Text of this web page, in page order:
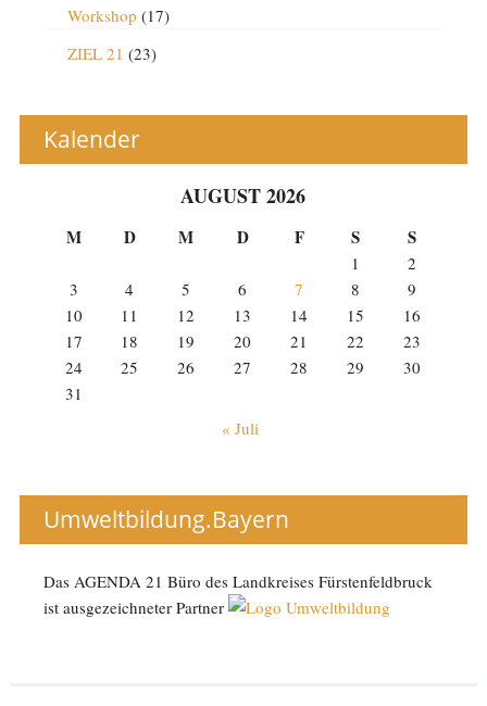
Workshop (17)
ZIEL 21 (23)
Kalender
AUGUST 2026
M D M D F S S
1
2
3
4 5 6 7 8
9
10
11 12 13 14 15
16
17
18 19 20 21 22
23
24
25 26 27 28 29
30
31
« Juli
Umweltbildung.Bayern
Das AGENDA 21 Büro des Landkreises Fürstenfeldbruck
ist ausgezeichneter Partner